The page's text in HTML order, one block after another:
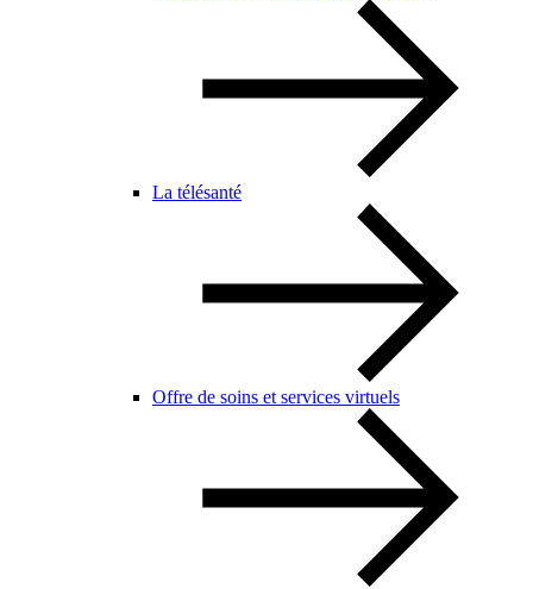
La télésanté
Offre de soins et services virtuels